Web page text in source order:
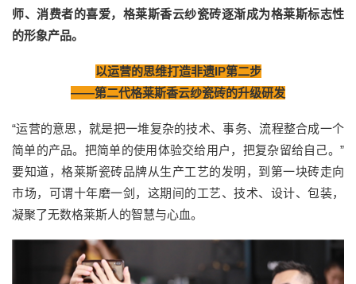
师、消费者的喜爱，格莱斯香云纱瓷砖逐渐成为格莱斯标志性
的形象产品。
以运营的思维打造非遗IP第二步
——第二代格莱斯香云纱瓷砖的升级研发
“运营的意思，就是把一堆复杂的技术、事务、流程整合成一个
简单的产品。把简单的使用体验交给用户，把复杂留给自己。”
要知道，格莱斯瓷砖品牌从生产工艺的发明，到第一块砖走向
市场，可谓十年磨一剑，这期间的工艺、技术、设计、包装，
凝聚了无数格莱斯人的智慧与心血。